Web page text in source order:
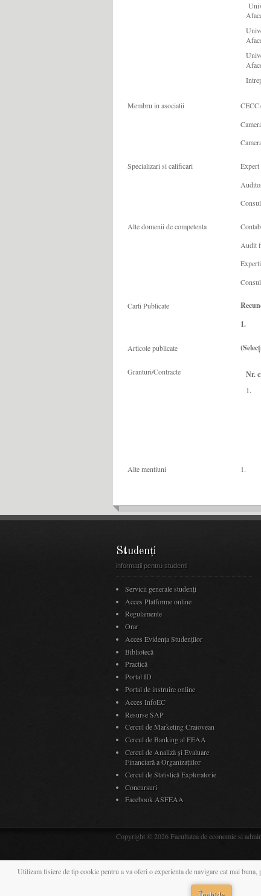
Membru in asociatii
Specializari si calificari
Alte domenii de competenta
Audit
Carti Publicate
1.
Articole publicate
Granturi/Contracte Nr.
1.
Alte mentiuni 1.
Studenți
informații pentru studenți
Servicii generale studenți
Acces Platforme online
Regulamente
Orar
Acces Evidenţa Studenţilor
Bibliotecă
Practică
Portal ID
Portal de instruire online
Acces InfoEC
Resurse SAP
Cercul de Marketing Craiovean
Cercul de Banking al FEAA
Cercul de Analiză și Evaluare
Financiară a Organizațiilor
Cercul de Statistică Exploratorie
Concursuri
Facebook ASFEAA
Copyright © 2026 Facultatea de economie si
Utilizam fisiere de tip cookie pentru a va oferi o experienta de navigare cat mai